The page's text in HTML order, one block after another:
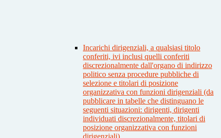
Incarichi dirigenziali, a qualsiasi titolo
conferiti, ivi inclusi quelli conferiti
discrezionalmente dall'organo di indirizzo
politico senza procedure pubbliche di
selezione e titolari di posizione
organizzativa con funzioni dirigenziali (da
pubblicare in tabelle che distinguano le
seguenti situazioni: dirigenti, dirigenti
individuati discrezionalmente, titolari di
posizione organizzativa con funzioni